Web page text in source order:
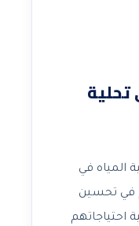
المياه في
في تحسين
احتياجاتهم